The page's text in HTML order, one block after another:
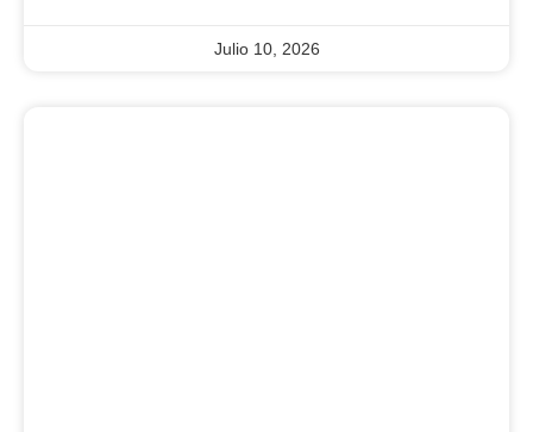
Julio 10, 2026